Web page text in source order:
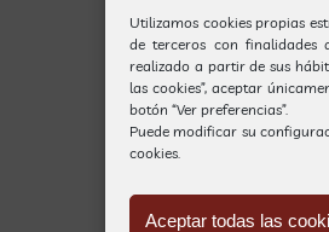
Utilizamos cookies propias
de terceros con finalidades
realizado a partir de sus
las cookies”, aceptar
botón “Ver preferencias”.
Puede modificar su
cookies.
Aceptar todas las